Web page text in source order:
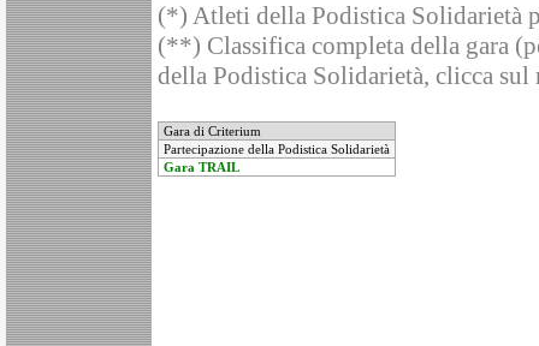
(*) Atleti della Podistica Solidarietà
(**) Classifica completa della gara
della Podistica Solidarietà, clicca sul
Gara di Criterium
Partecipazione della Podistica Solidarietà
Gara TRAIL